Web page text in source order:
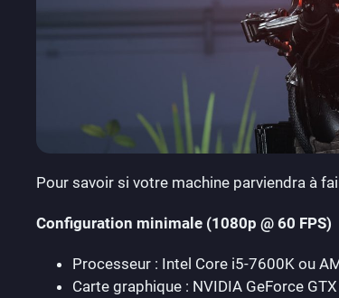
Pour savoir si votre machine parviendra à
Configuration minimale (1080p @ 60 FPS)
Processeur : Intel Core i5-7600K ou
Carte graphique : NVIDIA GeForce